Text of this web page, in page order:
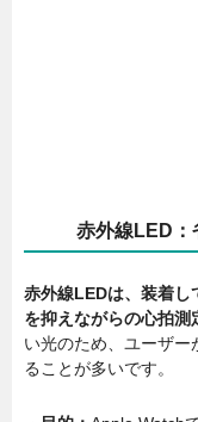
赤外線LED：
赤外線LEDは、装着し
を抑えながらの心拍測
い光のため、ユーザ
ることが多いです。